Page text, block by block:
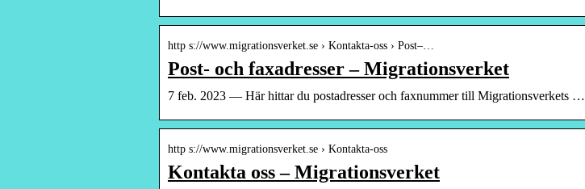
http s://www.migrationsverket.se › Kontakta-oss › Post–…
Post- och faxadresser – Migrationsverket
7 feb. 2023 — Här hittar du postadresser och faxnummer till Migrationsverkets …
http s://www.migrationsverket.se › Kontakta-oss
Kontakta oss – Migrationsverket